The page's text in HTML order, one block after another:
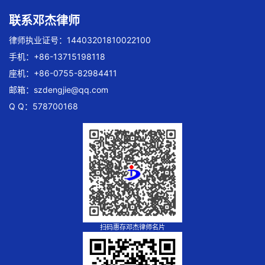
联系邓杰律师
律师执业证号：14403201810022100
手机：+86-13715198118
座机：+86-0755-82984411
邮箱： szdengjie@qq.com
Q Q：578700168
扫码惠存邓杰律师名片